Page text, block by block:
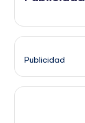
Publicidad